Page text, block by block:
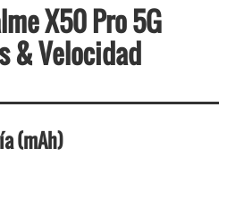
X50 Pro 5G
& Velocidad
(mAh)